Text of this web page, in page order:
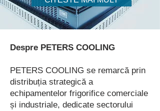
Despre PETERS COOLING
PETERS COOLING se remarcă prin
distribuția strategică a
echipamentelor frigorifice comerciale
și industriale, dedicate sectorului